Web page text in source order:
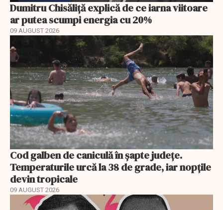
Dumitru Chisăliță explică de ce iarna viitoare
ar putea scumpi energia cu 20%
09 AUGUST 2026
Cod galben de caniculă în șapte județe.
Temperaturile urcă la 38 de grade, iar nopțile
devin tropicale
09 AUGUST 2026